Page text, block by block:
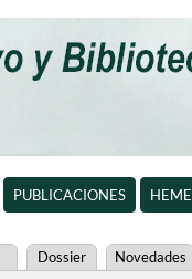
PUBLICACIONES
Dossier Novedades